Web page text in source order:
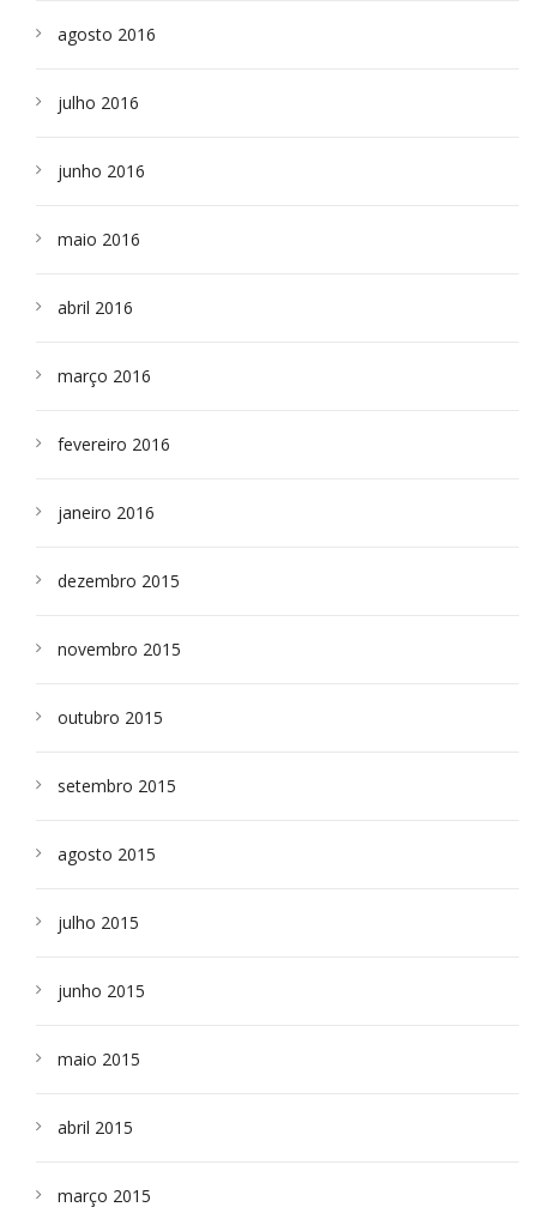
agosto 2016
julho 2016
junho 2016
maio 2016
abril 2016
março 2016
fevereiro 2016
janeiro 2016
dezembro 2015
novembro 2015
outubro 2015
setembro 2015
agosto 2015
julho 2015
junho 2015
maio 2015
abril 2015
março 2015